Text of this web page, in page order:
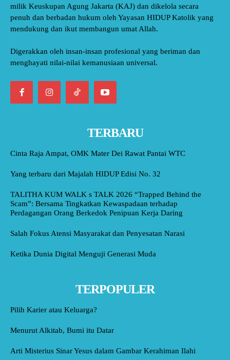
milik Keuskupan Agung Jakarta (KAJ) dan dikelola secara
penuh dan berbadan hukum oleh Yayasan HIDUP Katolik yang
mendukung dan ikut membangun umat Allah.
Digerakkan oleh insan-insan profesional yang beriman dan
menghayati nilai-nilai kemanusiaan universal.
TERBARU
Cinta Raja Ampat, OMK Mater Dei Rawat Pantai WTC
Yang terbaru dari Majalah HIDUP Edisi No. 32
TALITHA KUM WALK s TALK 2026 “Trapped Behind the
Scam”: Bersama Tingkatkan Kewaspadaan terhadap
Perdagangan Orang Berkedok Penipuan Kerja Daring
Salah Fokus Atensi Masyarakat dan Penyesatan Narasi
Ketika Dunia Digital Menguji Generasi Muda
TERPOPULER
Pilih Karier atau Keluarga?
Menurut Alkitab, Bumi itu Datar
Arti Misterius Sinar Yesus dalam Gambar Kerahiman Ilahi